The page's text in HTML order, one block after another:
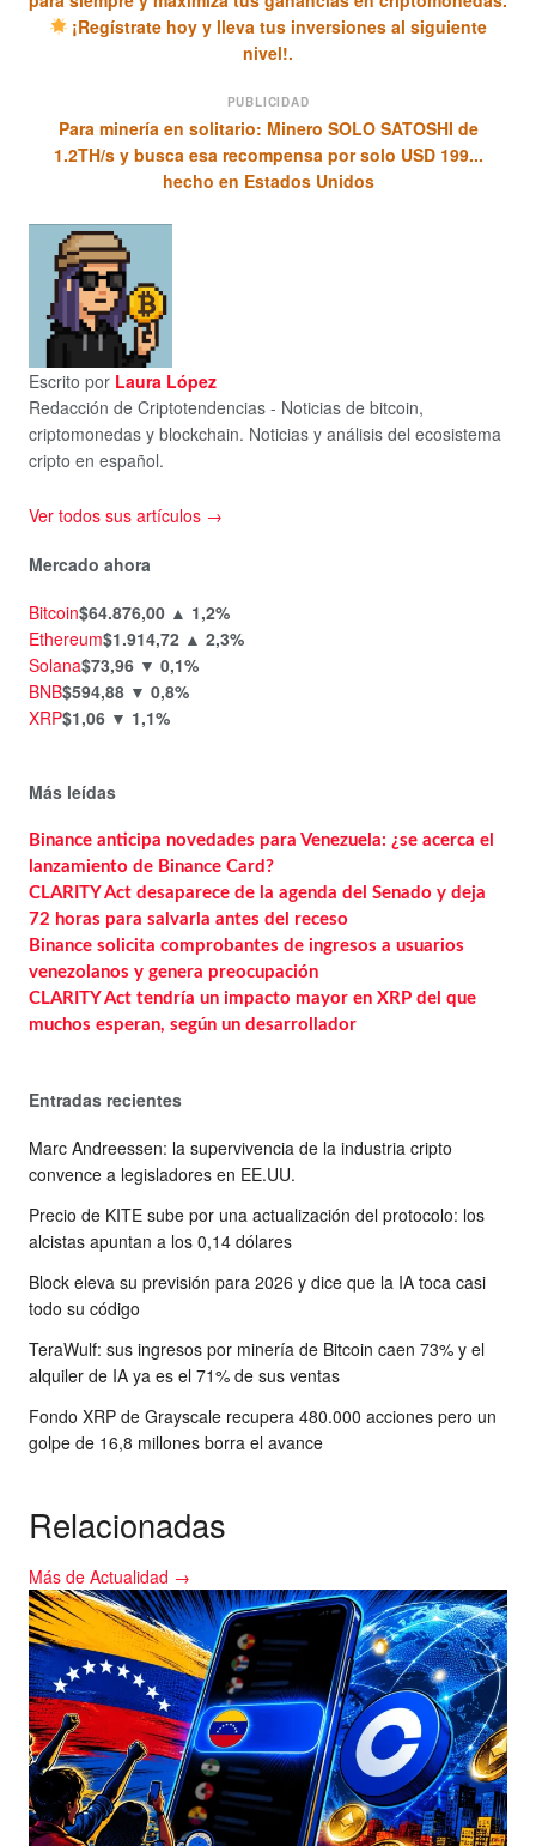
¡Regístrate hoy y lleva tus inversiones al siguiente
nivel!.
PUBLICIDAD
Para minería en solitario: Minero SOLO SATOSHI de
1.2TH/s y busca esa recompensa por solo USD 199...
hecho en Estados Unidos
Escrito por Laura López
Redacción de Criptotendencias - Noticias de bitcoin,
criptomonedas y blockchain. Noticias y análisis del ecosistema
cripto en español.
Ver todos sus artículos →
Mercado ahora
Bitcoin$64.876,00 ▲ 1,2%
Ethereum$1.914,72 ▲ 2,3%
Solana$73,96 ▼ 0,1%
BNB$594,88 ▼ 0,8%
XRP$1,06 ▼ 1,1%
Más leídas
Binance anticipa novedades para Venezuela: ¿se acerca el
lanzamiento de Binance Card?
CLARITY Act desaparece de la agenda del Senado y deja
72 horas para salvarla antes del receso
Binance solicita comprobantes de ingresos a usuarios
venezolanos y genera preocupación
CLARITY Act tendría un impacto mayor en XRP del que
muchos esperan, según un desarrollador
Entradas recientes
Marc Andreessen: la supervivencia de la industria cripto
convence a legisladores en EE.UU.
Precio de KITE sube por una actualización del protocolo: los
alcistas apuntan a los 0,14 dólares
Block eleva su previsión para 2026 y dice que la IA toca casi
todo su código
TeraWulf: sus ingresos por minería de Bitcoin caen 73% y el
alquiler de IA ya es el 71% de sus ventas
Fondo XRP de Grayscale recupera 480.000 acciones pero un
golpe de 16,8 millones borra el avance
Relacionadas
Más de Actualidad →